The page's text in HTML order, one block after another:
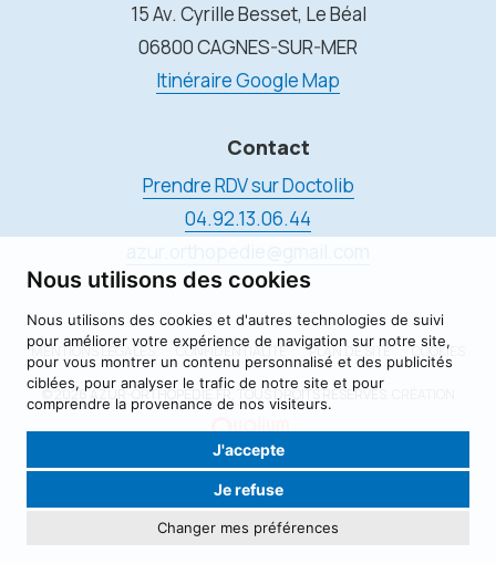
Nous utilisons des cookies
Nous utilisons des cookies et d'autres technologies de suivi
pour améliorer votre expérience de navigation sur notre site,
pour vous montrer un contenu personnalisé et des publicités
ciblées, pour analyser le trafic de notre site et pour
comprendre la provenance de nos visiteurs.
J'accepte
Je refuse
Changer mes préférences
15 Av. Cyrille Besset, Le Béal
06800 CAGNES-SUR-MER
Itinéraire Google Map
Contact
Prendre RDV sur Doctolib
04.92.13.06.44
MENTIONS LÉGALES CONFIDENTIALITÉ PLAN DE SITE COOKIES
© 2026 AZUR-ORTHOPÉDIE.FR, TOUS DROITS RÉSERVÉS.